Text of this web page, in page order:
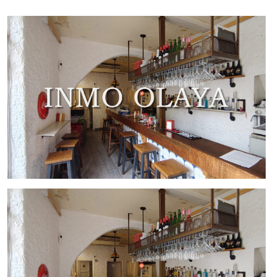
Superficie total: 45 m²
Licencia: C2
Aforo interior: 40 personas
Terraza: 5 mesas
Local en buenas condiciones
Negocio en pleno funcionamiento
Clientela fija consolidada
Contrato de alquiler: 10 años
Zona y entorno
Ubicado en uno de los ejes comerciales peatonales más
activos y consolidados del barrio del Clot – Camp de l’Arpa
del Clot.
La zona destaca por: